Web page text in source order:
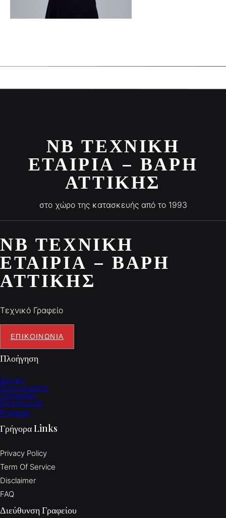
ΝΒ ΤΕΧΝΙΚΉ
ΕΤΑΙΡΊΑ – ΒΆΡΗ
ΑΤΤΙΚΉΣ
στο χώρο της κατασκευής από το 1993
ΝΒ ΤΕΧΝΙΚΉ
ΕΤΑΙΡΊΑ – ΒΆΡΗ
ΑΤΤΙΚΉΣ
Τεχνικό Γραφείο
ΕΠΙΚΟΙΝΩΝΙΑ
Πλοήγηση
Αρχική
Ποιοι είμαστε
Υπηρεσίες
Επικοινωνία
Projects
Γρήγορα Links
Privacy Policy
Term Of Service
Disclaimer
FAQ
Διεύθυνση Γραφείου